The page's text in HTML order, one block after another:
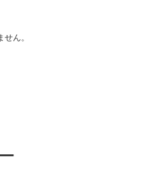
ん。